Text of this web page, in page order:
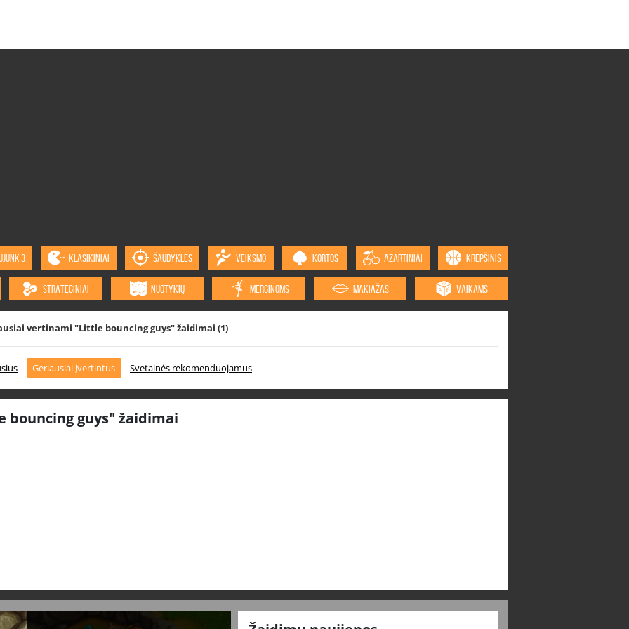
3 KLASIKINIAI ŠAUDYKLĖS VEIKSMO KORTOS AZARTINIAI KREPŠINIS
STRATEGINIAI NUOTYKIŲ MERGINOMS MAKIAŽAS VAIKAMS
vertinami "Little bouncing guys" žaidimai (1)
Geriausiai įvertintus Svetainės rekomenduojamus
guys" žaidimai